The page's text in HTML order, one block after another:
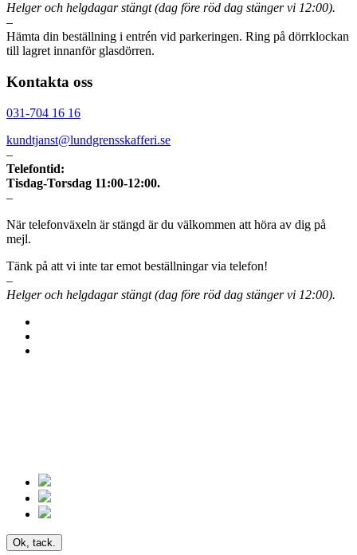
Helger och helgdagar stängt (dag före röd dag stänger vi 12:00).
–
Hämta din beställning i entrén vid parkeringen. Ring på dörrklockan
till lagret innanför glasdörren.
Kontakta oss
031-704 16 16
kundtjanst@lundgrensskafferi.se
–
Telefontid:
Tisdag-Torsdag 11:00-12:00.
–
När telefonväxeln är stängd är du välkommen att höra av dig på
mejl.
Tänk på att vi inte tar emot beställningar via telefon!
–
Helger och helgdagar stängt (dag före röd dag stänger vi 12:00).
Ok, tack.